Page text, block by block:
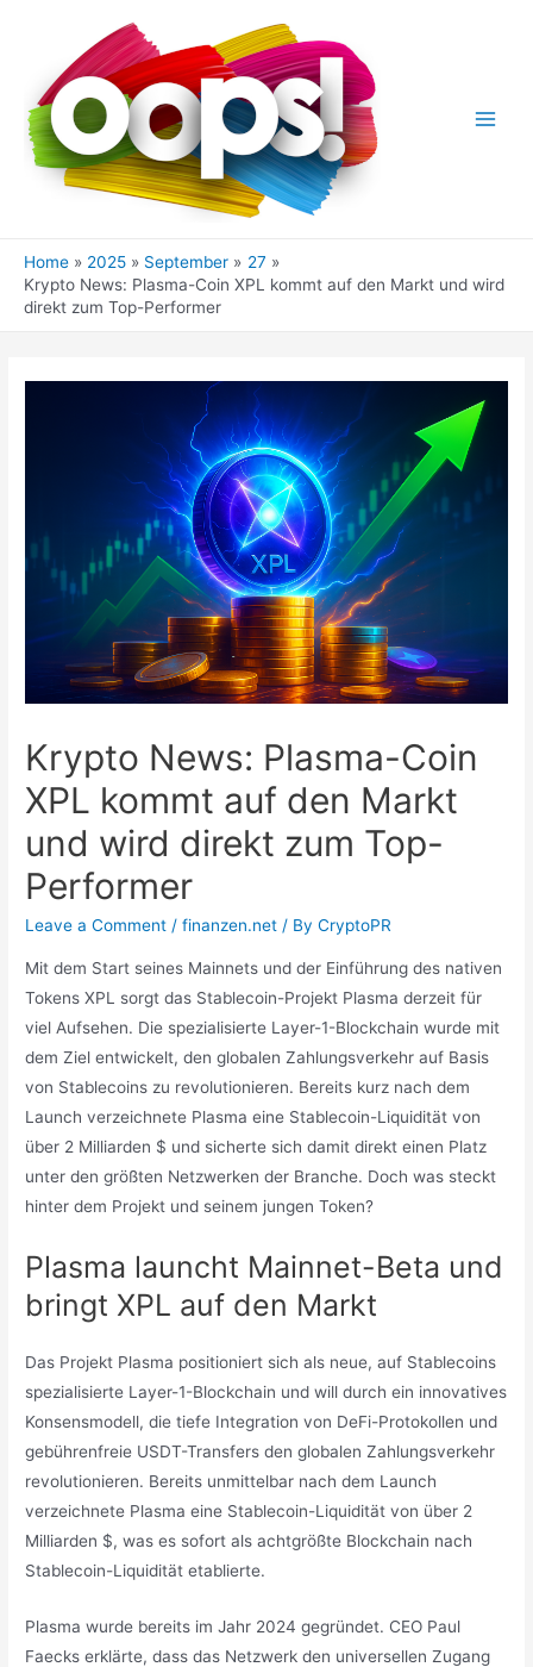
Home 2025 September
27
Krypto News: Plasma-Coin XPL kommt auf den Markt und wird
direkt zum Top-Performer
Krypto News: Plasma-Coin
XPL kommt auf den Markt
und wird direkt zum Top-
Performer
Leave a Comment /finanzen.net / ByCryptoPR
Mit dem Start seines Mainnets und der Einführung des nativen
Tokens XPL sorgt das Stablecoin-Projekt Plasma derzeit für
viel Aufsehen. Die spezialisierte Layer-1-Blockchain wurde mit
dem Ziel entwickelt, den globalen Zahlungsverkehr auf Basis
von Stablecoins zu revolutionieren. Bereits kurz nach dem
Launch verzeichnete Plasma eine Stablecoin-Liquidität von
über 2 Milliarden $ und sicherte sich damit direkt einen Platz
unter den größten Netzwerken der Branche. Doch was steckt
hinter dem Projekt und seinem jungen Token?
Plasma launcht Mainnet-Beta und
bringt XPL auf den Markt
Das Projekt Plasma positioniert sich als neue, auf Stablecoins
spezialisierte Layer-1-Blockchain und will durch ein innovatives
Konsensmodell, die tiefe Integration von DeFi-Protokollen und
gebührenfreie USDT-Transfers den globalen Zahlungsverkehr
revolutionieren. Bereits unmittelbar nach dem Launch
verzeichnete Plasma eine Stablecoin-Liquidität von über 2
Milliarden $, was es sofort als achtgrößte Blockchain nach
Stablecoin-Liquidität etablierte.
Plasma wurde bereits im Jahr 2024 gegründet. CEO Paul
Faecks erklärte, dass das Netzwerk den universellen Zugang